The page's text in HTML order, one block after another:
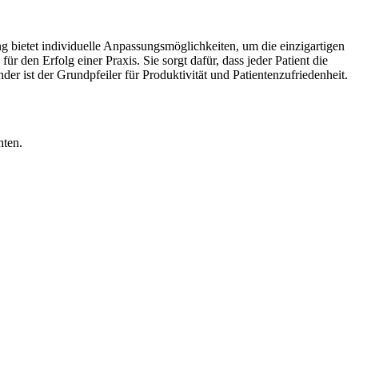
bietet individuelle Anpassungsmöglichkeiten, um die einzigartigen
den Erfolg einer Praxis. Sie sorgt dafür, dass jeder Patient die
ist der Grundpfeiler für Produktivität und Patientenzufriedenheit.